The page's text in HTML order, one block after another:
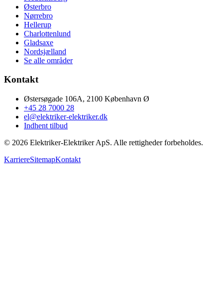
Østerbro
Nørrebro
Hellerup
Charlottenlund
Gladsaxe
Nordsjælland
Se alle områder
Kontakt
Østersøgade 106A, 2100 København Ø
+45 28 7000 28
el@elektriker-elektriker.dk
Indhent tilbud
© 2026 Elektriker-Elektriker ApS. Alle rettigheder forbeholdes.
KarriereSitemapKontakt